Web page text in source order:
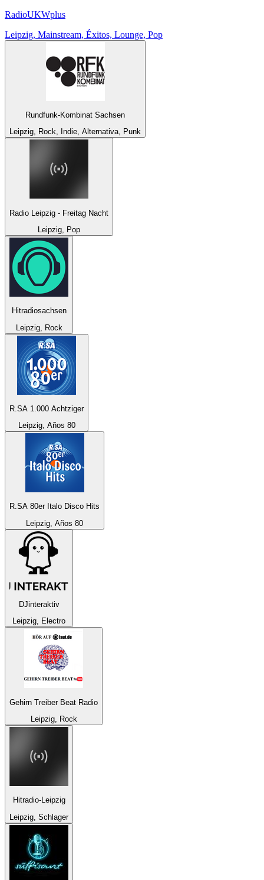
RadioUKWplus
Leipzig, Mainstream, Éxitos, Lounge, Pop
Rundfunk-Kombinat Sachsen
Leipzig, Rock, Indie, Alternativa, Punk
Radio Leipzig - Freitag Nacht
Leipzig, Pop
Hitradiosachsen
Leipzig, Rock
R.SA 1.000 Achtziger
Leipzig, Años 80
R.SA 80er Italo Disco Hits
Leipzig, Años 80
DJinteraktiv
Leipzig, Electro
Gehirn Treiber Beat Radio
Leipzig, Rock
Hitradio-Leipzig
Leipzig, Schlager